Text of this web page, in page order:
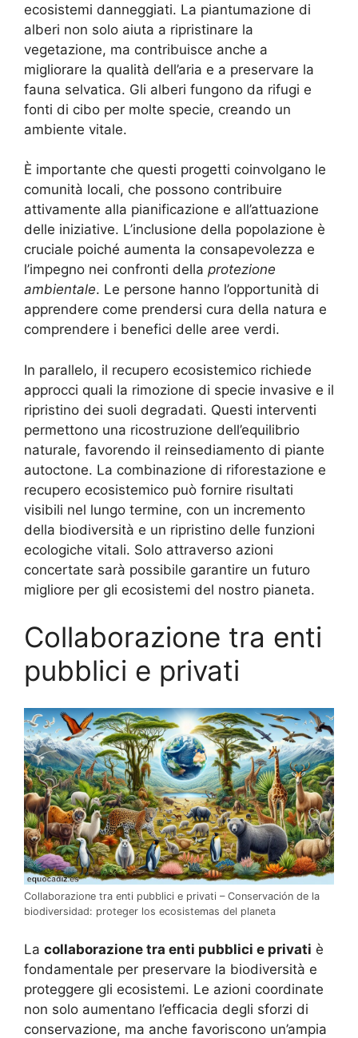
ecosistemi danneggiati. La piantumazione di
alberi non solo aiuta a ripristinare la
vegetazione, ma contribuisce anche a
migliorare la qualità dell’aria e a preservare la
fauna selvatica. Gli alberi fungono da rifugi e
fonti di cibo per molte specie, creando un
ambiente vitale.
È importante che questi progetti coinvolgano le
comunità locali, che possono contribuire
attivamente alla pianificazione e all’attuazione
delle iniziative. L’inclusione della popolazione è
cruciale poiché aumenta la consapevolezza e
l’impegno nei confronti della protezione
ambientale. Le persone hanno l’opportunità di
apprendere come prendersi cura della natura e
comprendere i benefici delle aree verdi.
In parallelo, il recupero ecosistemico richiede
approcci quali la rimozione di specie invasive e il
ripristino dei suoli degradati. Questi interventi
permettono una ricostruzione dell’equilibrio
naturale, favorendo il reinsediamento di piante
autoctone. La combinazione di riforestazione e
recupero ecosistemico può fornire risultati
visibili nel lungo termine, con un incremento
della biodiversità e un ripristino delle funzioni
ecologiche vitali. Solo attraverso azioni
concertate sarà possibile garantire un futuro
migliore per gli ecosistemi del nostro pianeta.
Collaborazione tra enti
pubblici e privati
Collaborazione tra enti pubblici e privati – Conservación de la
biodiversidad: proteger los ecosistemas del planeta
La collaborazione tra enti pubblici e privati è
fondamentale per preservare la biodiversità e
proteggere gli ecosistemi. Le azioni coordinate
non solo aumentano l’efficacia degli sforzi di
conservazione, ma anche favoriscono un’ampia